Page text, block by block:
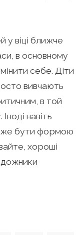
у віці ближче
в основному
себе. Діти
вивчають
в той
навіть
бути формою
хороші